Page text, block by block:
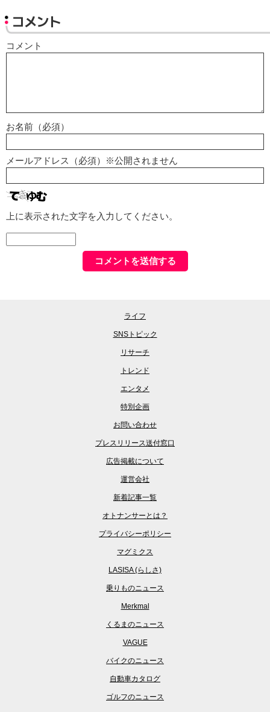
コメント
コメント
お名前（必須）
メールアドレス（必須）※公開されません
上に表示された文字を入力してください。
ライフ
SNSトピック
リサーチ
トレンド
エンタメ
特別企画
お問い合わせ
プレスリリース送付窓口
広告掲載について
運営会社
新着記事一覧
オトナンサーとは？
プライバシーポリシー
マグミクス
LASISA (らしさ)
乗りものニュース
Merkmal
くるまのニュース
VAGUE
バイクのニュース
自動車カタログ
ゴルフのニュース